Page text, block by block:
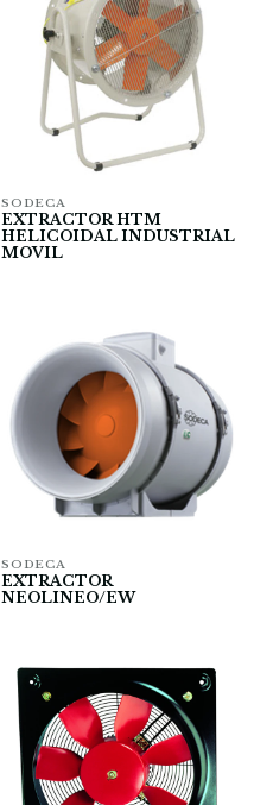
SODECA
EXTRACTOR HTM
HELICOIDAL INDUSTRIAL
MOVIL
SODECA
EXTRACTOR
NEOLINEO/EW